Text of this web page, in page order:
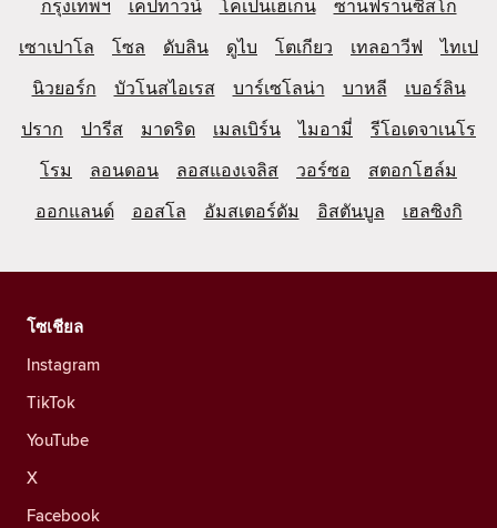
กรุงเทพฯ เคปทาวน์ โคเปนเฮเกน
ซานฟรานซิสโก
เซาเปาโล
โซล ดับลิน ดูไบ โตเกียว เทลอาวีฟ
ไทเป
นิวยอร์ก
บัวโนสไอเรส บาร์เซโลน่า บาหลี
เบอร์ลิน
ปราก
ปารีส มาดริด เมลเบิร์น ไมอามี่
รีโอเดจาเนโร
โรม
ลอนดอน ลอสแองเจลิส วอร์ซอ
สตอกโฮล์ม
ออกแลนด์
ออสโล อัมสเตอร์ดัม อิสตันบูล เฮลซิงกิ
โซเชียล
Instagram
TikTok
YouTube
X
Facebook